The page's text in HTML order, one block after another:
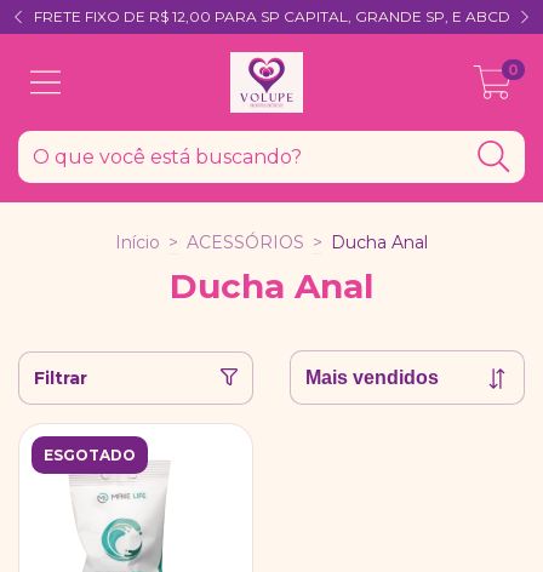
FRETE FIXO DE R$ 12,00 PARA SP CAPITAL, GRANDE SP, E ABCD
0
Início > ACESSÓRIOS > Ducha Anal
Ducha Anal
Filtrar
ESGOTADO